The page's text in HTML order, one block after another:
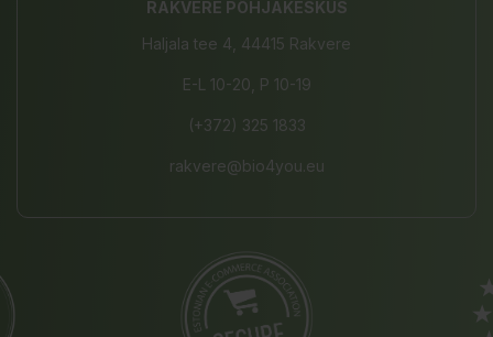
RAKVERE PÕHJAKESKUS
Haljala tee 4, 44415 Rakvere
E-L 10-20, P 10-19
(+372) 325 1833
rakvere@bio4you.eu